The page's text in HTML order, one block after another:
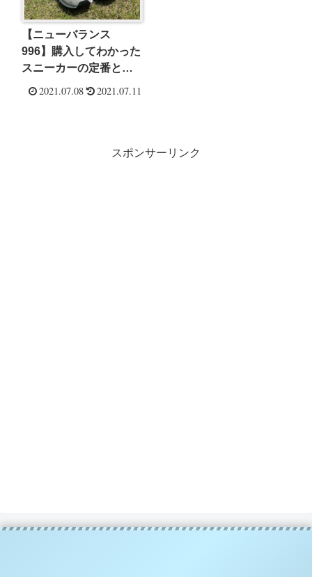
【ニューバランス
996】購入してわかった
スニーカーの定番と言
われるその理由
2021.07.08 2021.07.11
スポンサーリンク